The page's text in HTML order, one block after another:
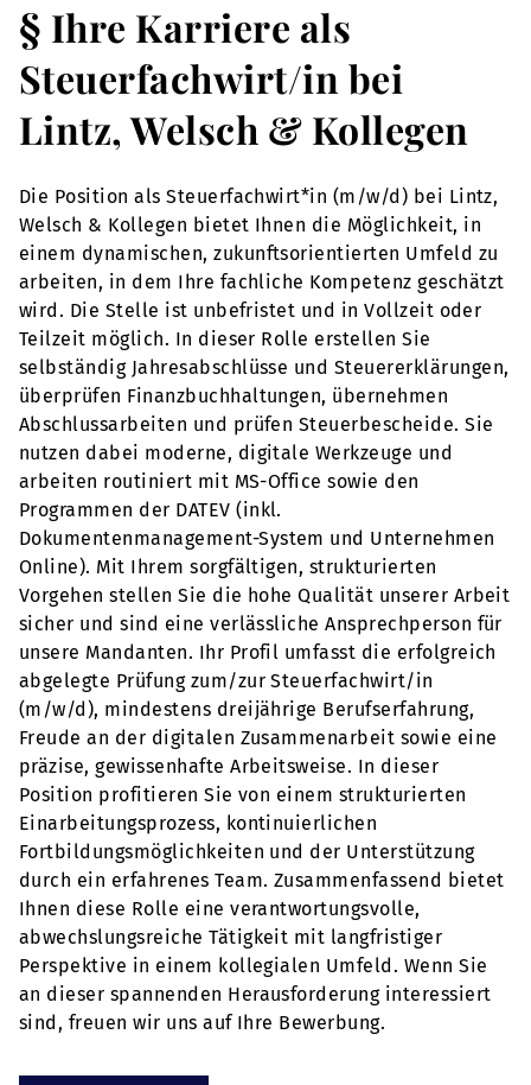
§ Ihre Karriere als
Steuerfachwirt/in bei
Lintz, Welsch & Kollegen
Die Position als Steuerfachwirt*in (m/w/d) bei Lintz,
Welsch & Kollegen bietet Ihnen die Möglichkeit, in
einem dynamischen, zukunftsorientierten Umfeld zu
arbeiten, in dem Ihre fachliche Kompetenz geschätzt
wird. Die Stelle ist unbefristet und in Vollzeit oder
Teilzeit möglich. In dieser Rolle erstellen Sie
selbständig Jahresabschlüsse und Steuererklärungen,
überprüfen Finanzbuchhaltungen, übernehmen
Abschlussarbeiten und prüfen Steuerbescheide. Sie
nutzen dabei moderne, digitale Werkzeuge und
arbeiten routiniert mit MS-Office sowie den
Programmen der DATEV (inkl.
Dokumentenmanagement-System und Unternehmen
Online). Mit Ihrem sorgfältigen, strukturierten
Vorgehen stellen Sie die hohe Qualität unserer Arbeit
sicher und sind eine verlässliche Ansprechperson für
unsere Mandanten. Ihr Profil umfasst die erfolgreich
abgelegte Prüfung zum/zur Steuerfachwirt/in
(m/w/d), mindestens dreijährige Berufserfahrung,
Freude an der digitalen Zusammenarbeit sowie eine
präzise, gewissenhafte Arbeitsweise. In dieser
Position profitieren Sie von einem strukturierten
Einarbeitungsprozess, kontinuierlichen
Fortbildungsmöglichkeiten und der Unterstützung
durch ein erfahrenes Team. Zusammenfassend bietet
Ihnen diese Rolle eine verantwortungsvolle,
abwechslungsreiche Tätigkeit mit langfristiger
Perspektive in einem kollegialen Umfeld. Wenn Sie
an dieser spannenden Herausforderung interessiert
sind, freuen wir uns auf Ihre Bewerbung.